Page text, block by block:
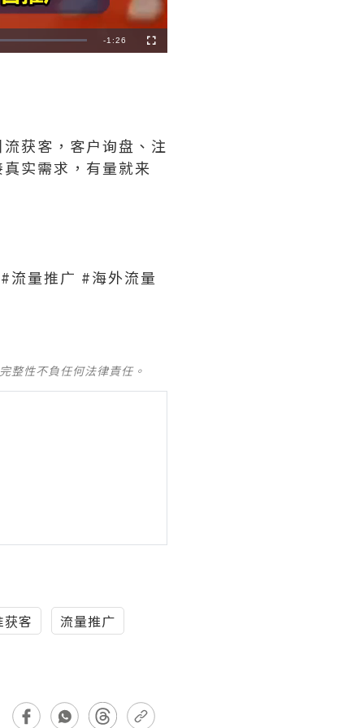
Remaining
-1:26 Fullscreen
获客，客户询盘、注
实需求，有量就来
流量推广 #海外流量
整性不負任何法律責任。
获客 流量推广